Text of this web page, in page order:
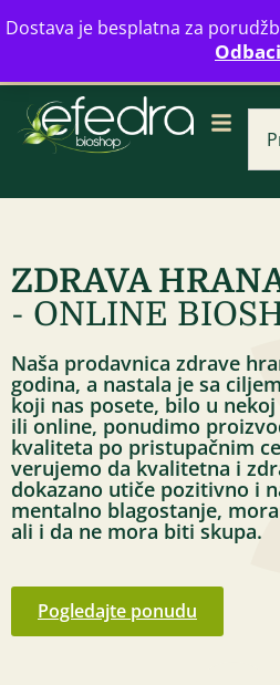
Dostava je besplatna za
Odbaci
12 g
+ DODAJ
Bulevar Mihajla Pupina
info@zdravahranaonline.rs
Radno vreme:
ZDRAVA
- ONLINE
Naša prodavnica zdrave
godina, a nastala je sa
koji nas posete, bilo u
ili online, ponudimo
kvaliteta po pristupačnim
verujemo da kvalitetna i
dokazano utiče pozitivno i
mentalno blagostanje,
ali i da ne mora biti skupa.
Pogledajte ponudu